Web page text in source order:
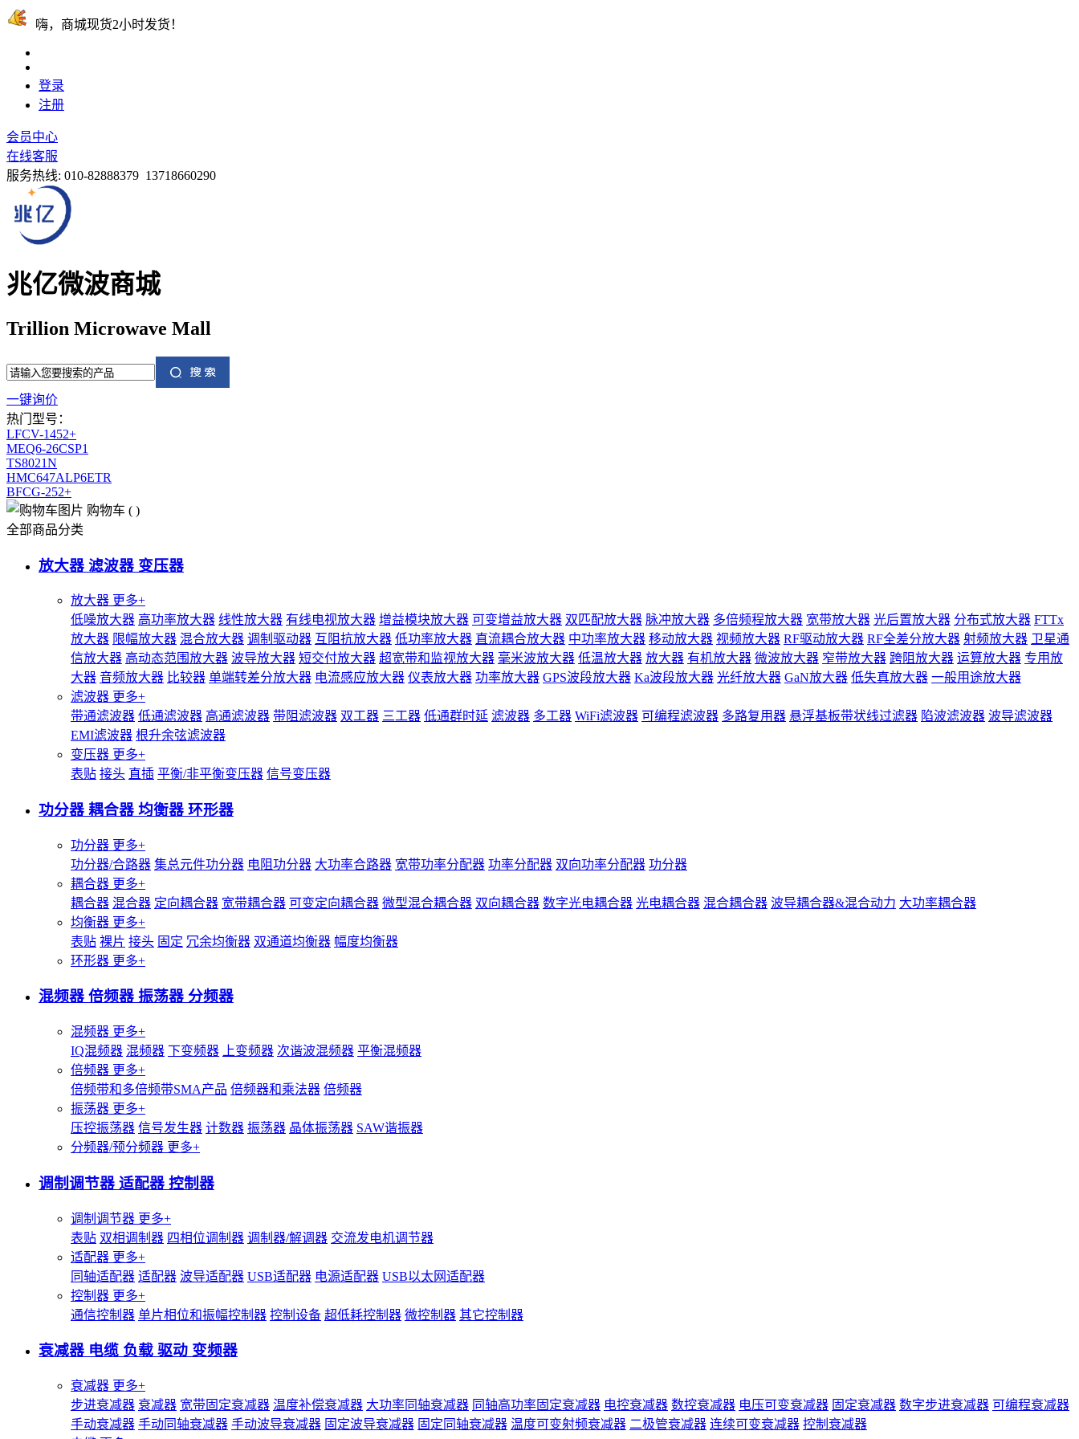
嗨，商城现货2小时发货！
登录
注册
会员中心
在线客服
服务热线: 010-82888379 13718660290
兆亿微波商城
Trillion Microwave Mall
一键询价
热门型号：
LFCV-1452+
MEQ6-26CSP1
TS8021N
HMC647ALP6ETR
BFCG-252+
购物车 ( )
全部商品分类
放大器 滤波器 变压器
放大器 更多+
低噪放大器 高功率放大器 线性放大器 有线电视放大器 增益模块放大器 可变增益放大器 双匹配放大器 脉冲放大器 多倍频程放大器 宽带放大器 光后置放大器 分布式放大器 FTTx
放大器 限幅放大器 混合放大器 调制驱动器 互阻抗放大器 低功率放大器 直流耦合放大器 中功率放大器 移动放大器 视频放大器 RF驱动放大器 RF全差分放大器 射频放大器 卫星通
信放大器 高动态范围放大器 波导放大器 短交付放大器 超宽带和监视放大器 毫米波放大器 低温放大器 放大器 有机放大器 微波放大器 窄带放大器 跨阻放大器 运算放大器 专用放
大器 音频放大器 比较器 单端转差分放大器 电流感应放大器 仪表放大器 功率放大器 GPS波段放大器 Ka波段放大器 光纤放大器 GaN放大器 低失真放大器 一般用途放大器
滤波器 更多+
带通滤波器 低通滤波器 高通滤波器 带阻滤波器 双工器 三工器 低通群时延 滤波器 多工器 WiFi滤波器 可编程滤波器 多路复用器 悬浮基板带状线过滤器 陷波滤波器 波导滤波器
EMI滤波器 根升余弦滤波器
变压器 更多+
表贴 接头 直插 平衡/非平衡变压器 信号变压器
功分器 耦合器 均衡器 环形器
功分器 更多+
功分器/合路器 集总元件功分器 电阻功分器 大功率合路器 宽带功率分配器 功率分配器 双向功率分配器 功分器
耦合器 更多+
耦合器 混合器 定向耦合器 宽带耦合器 可变定向耦合器 微型混合耦合器 双向耦合器 数字光电耦合器 光电耦合器 混合耦合器 波导耦合器&混合动力 大功率耦合器
均衡器 更多+
表贴 裸片 接头 固定 冗余均衡器 双通道均衡器 幅度均衡器
环形器 更多+
混频器 倍频器 振荡器 分频器
混频器 更多+
IQ混频器 混频器 下变频器 上变频器 次谐波混频器 平衡混频器
倍频器 更多+
倍频带和多倍频带SMA产品 倍频器和乘法器 倍频器
振荡器 更多+
压控振荡器 信号发生器 计数器 振荡器 晶体振荡器 SAW谐振器
分频器/预分频器 更多+
调制调节器 适配器 控制器
调制调节器 更多+
表贴 双相调制器 四相位调制器 调制器/解调器 交流发电机调节器
适配器 更多+
同轴适配器 适配器 波导适配器 USB适配器 电源适配器 USB以太网适配器
控制器 更多+
通信控制器 单片相位和振幅控制器 控制设备 超低耗控制器 微控制器 其它控制器
衰减器 电缆 负载 驱动 变频器
衰减器 更多+
步进衰减器 衰减器 宽带固定衰减器 温度补偿衰减器 大功率同轴衰减器 同轴高功率固定衰减器 电控衰减器 数控衰减器 电压可变衰减器 固定衰减器 数字步进衰减器 可编程衰减器
手动衰减器 手动同轴衰减器 手动波导衰减器 固定波导衰减器 固定同轴衰减器 温度可变射频衰减器 二极管衰减器 连续可变衰减器 控制衰减器